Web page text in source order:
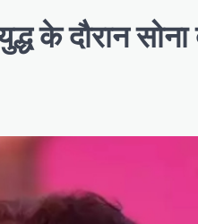
दौरान सोना